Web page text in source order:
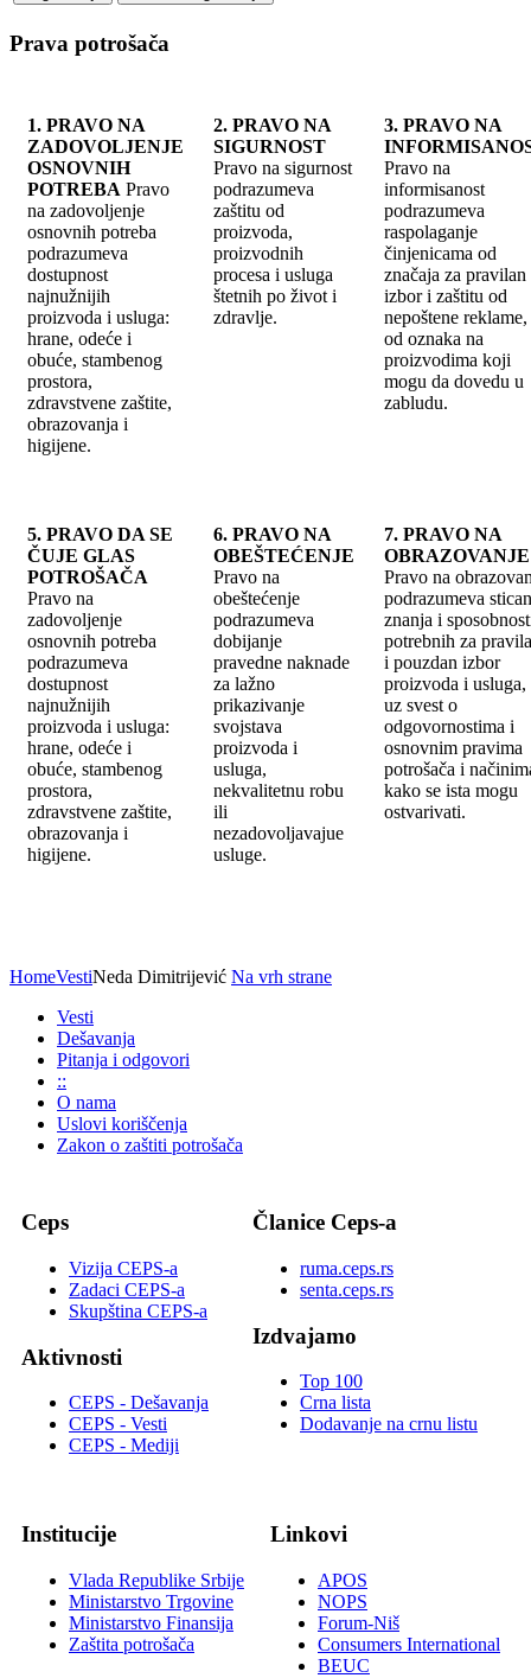
Prava potrošača
1. PRAVO NA
ZADOVOLJENJE
OSNOVNIH
POTREBA Pravo
na zadovoljenje
osnovnih potreba
podrazumeva
dostupnost
najnužnijih
proizvoda i usluga:
hrane, odeće i
obuće, stambenog
prostora,
zdravstvene zaštite,
obrazovanja i
higijene.
2. PRAVO NA
SIGURNOST
Pravo na sigurnost
podrazumeva
zaštitu od
proizvoda,
proizvodnih
procesa i usluga
štetnih po život i
zdravlje.
3. PRAVO NA
Pravo na
informisanost
podrazumeva
raspolaganje
činjenicama od
značaja za pravilan
izbor i zaštitu od
nepoštene
od oznaka na
proizvodima koji
mogu da dovedu u
zabludu.
5. PRAVO DA SE
ČUJE GLAS
POTROŠAČA
Pravo na
zadovoljenje
osnovnih potreba
podrazumeva
dostupnost
najnužnijih
proizvoda i usluga:
hrane, odeće i
obuće, stambenog
prostora,
zdravstvene zaštite,
obrazovanja i
higijene.
6. PRAVO NA
OBEŠTEĆENJE
Pravo na
obeštećenje
podrazumeva
dobijanje
pravedne naknade
za lažno
prikazivanje
svojstava
proizvoda i
usluga,
nekvalitetnu robu
ili
nezadovoljavajue
usluge.
7. PRAVO NA
OBRAZOVANJE
Pravo na
podrazumeva
znanja i
potrebnih za
i pouzdan izbor
proizvoda i usluga,
uz svest o
odgovornostima i
osnovnim pravima
potrošača i
kako se ista mogu
ostvarivati.
HomeVestiNeda Dimitrijević Na vrh strane
Vesti
Dešavanja
Pitanja i odgovori
::
O nama
Uslovi koriščenja
Zakon o zaštiti potrošača
Ceps
Vizija CEPS-a
Zadaci CEPS-a
Skupština CEPS-a
Aktivnosti
CEPS - Dešavanja
CEPS - Vesti
CEPS - Mediji
Članice Ceps-a
ruma.ceps.rs
senta.ceps.rs
Izdvajamo
Top 100
Crna lista
Dodavanje na crnu listu
Institucije
Vlada Republike Srbije
Ministarstvo Trgovine
Ministarstvo Finansija
Zaštita potrošača
Linkovi
APOS
NOPS
Forum-Niš
Consumers International
BEUC